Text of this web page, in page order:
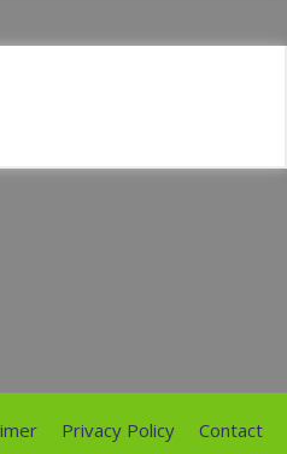
Privacy Policy Contact